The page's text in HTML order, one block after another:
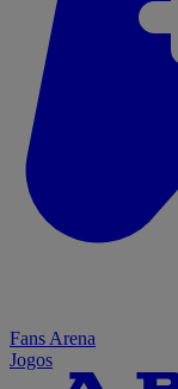
Fans Arena
Jogos